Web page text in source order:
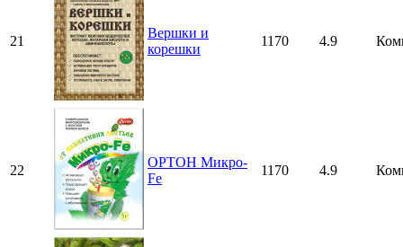
21
Вершки и
корешки
1170 4.9
22
ОРТОН Микро-
Fe
1170 4.9